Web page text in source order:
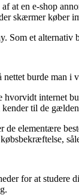
at en e-shop
skærmer køber
Som et alternativ
burde man
internet
til de
de elementære
for at